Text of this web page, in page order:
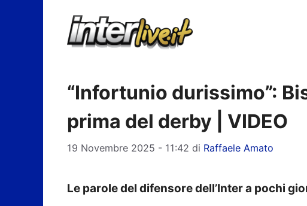
“Infortunio durissimo”:
prima del derby | VIDEO
19 Novembre 2025 - 11:42 di Raffaele Amato
Le parole del difensore dell’Inter a pochi